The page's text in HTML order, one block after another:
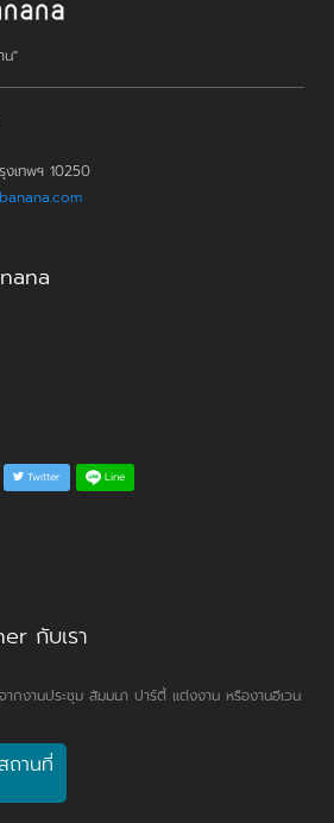
น"
งเทพฯ 10250
Twitter Line
กับเรา
กงานประชุม สัมมนา ปาร์ตี้ แต่งงาน หรืองานอีเวน
ถานที่